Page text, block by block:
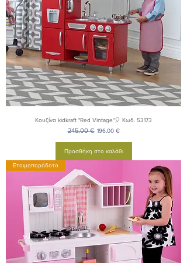
Κουζίνα kidkraft "Red Vintage"🎈 Κωδ. 53173
Κανονική τιμή
245,00 € Τιμή Έκπτωσης
196,00 €
Προσθήκη στο καλάθι
Ετοιμοπαράδοτο